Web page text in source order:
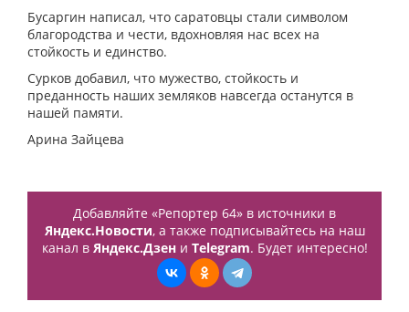
Бусаргин написал, что саратовцы стали символом
благородства и чести, вдохновляя нас всех на
стойкость и единство.
Сурков добавил, что мужество, стойкость и
преданность наших земляков навсегда останутся в
нашей памяти.
Арина Зайцева
Добавляйте «Репортер 64» в источники в
Яндекс.Новости, а также подписывайтесь на наш
канал в Яндекс.Дзени Telegram. Будет интересно!